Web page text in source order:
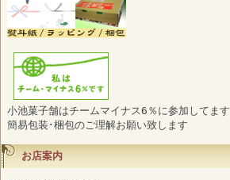
小池菓子舗はチームマイナス6％に参加してます
簡易包装･梱包のご理解お願い致します
お店案内